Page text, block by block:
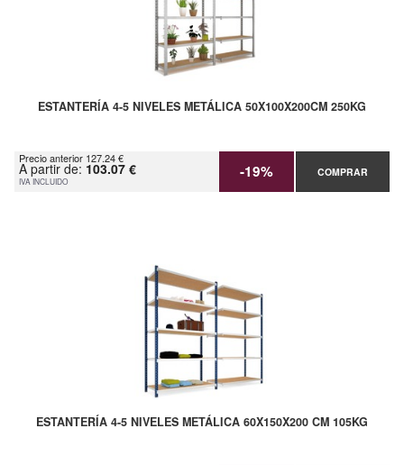
ESTANTERÍA 4-5 NIVELES METÁLICA 50X100X200CM 250KG
Precio anterior 127.24 €
A partir de: 103.07 €
IVA INCLUIDO -19% COMPRAR
ESTANTERÍA 4-5 NIVELES METÁLICA 60X150X200 CM 105KG